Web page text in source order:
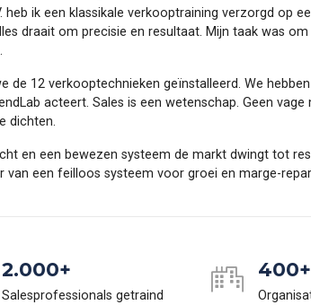
ik een klassikale verkooptraining verzorgd op
draait om precisie en resultaat. Mijn taak was
de 12 verkooptechnieken geïnstalleerd. We
acteert. Sales is een wetenschap. Geen
dichten.
en een bewezen systeem de markt dwingt tot
van een feilloos systeem voor groei en marge-
2.000+
Salesprofessionals getraind
400+